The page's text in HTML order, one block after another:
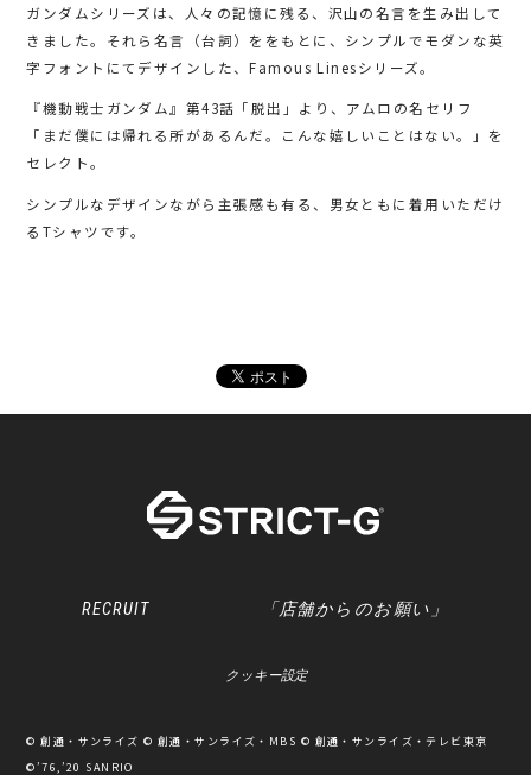
ガンダムシリーズは、人々の記憶に残る、沢山の名言を生み出して
きました。それら名言（台詞）ををもとに、シンプルでモダンな英
字フォントにてデザインした、Famous Linesシリーズ。
『機動戦士ガンダム』第43話「脱出」より、アムロの名セリフ
「まだ僕には帰れる所があるんだ。こんな嬉しいことはない。」を
セレクト。
シンプルなデザインながら主張感も有る、男女ともに着用いただけ
るTシャツです。
RECRUIT 「店舗からのお願い」
クッキー設定
© 創通・サンライズ © 創通・サンライズ・MBS © 創通・サンライズ・テレビ東京
©’76,’20 SANRIO